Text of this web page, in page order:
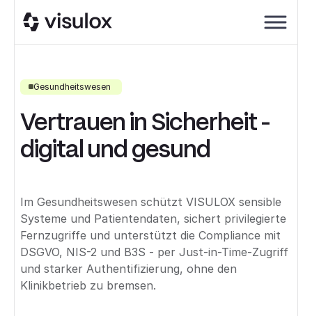
Gesundheitswesen
Vertrauen in Sicherheit -
digital und gesund
Im Gesundheitswesen schützt VISULOX sensible
Systeme und Patientendaten, sichert privilegierte
Fernzugriffe und unterstützt die Compliance mit
DSGVO, NIS-2 und B3S - per Just-in-Time-Zugriff
und starker Authentifizierung, ohne den
Klinikbetrieb zu bremsen.